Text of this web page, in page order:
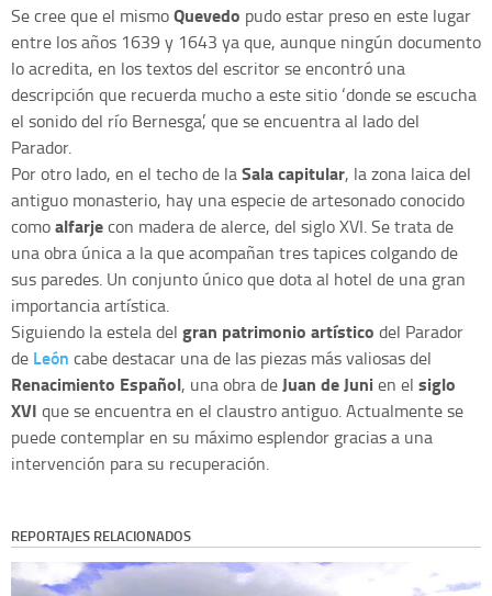
Se cree que el mismoQuevedo pudo estar preso en este lugar
entre los años 1639 y 1643 ya que, aunque ningún documento
lo acredita, en los textos del escritor se encontró una
descripción que recuerda mucho a este sitio ‘donde se escucha
el sonido del río Bernesga’, que se encuentra al lado del
Parador.
Por otro lado, en el techo de laSala capitular, la zona laica del
antiguo monasterio, hay una especie de artesonado conocido
comoalfarjecon madera de alerce, del siglo XVI. Se trata de
una obra única a la que acompañan tres tapices colgando de
sus paredes. Un conjunto único que dota al hotel de una gran
importancia artística.
Siguiendo la estela del gran patrimonio artístico del Parador
de León cabe destacar una de las piezas más valiosas del
Renacimiento Español, una obra deJuan de Junien el siglo
XVI que se encuentra en el claustro antiguo. Actualmente se
puede contemplar en su máximo esplendor gracias a una
intervención para su recuperación.
REPORTAJES RELACIONADOS